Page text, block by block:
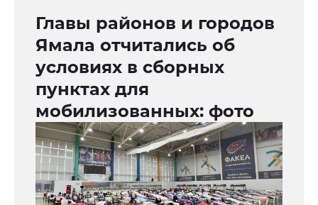
Главы районов и городов
Ямала отчитались об
условиях в сборных
пунктах для
мобилизованных: фото